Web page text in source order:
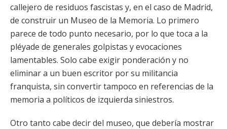
callejero de residuos fascistas y, en el caso de Madrid,
de construir un Museo de la Memoria. Lo primero
parece de todo punto necesario, por lo que toca a la
pléyade de generales golpistas y evocaciones
lamentables. Solo cabe exigir ponderación y no
eliminar a un buen escritor por su militancia
franquista, sin convertir tampoco en referencias de la
memoria a políticos de izquierda siniestros.
Otro tanto cabe decir del museo, que debería mostrar